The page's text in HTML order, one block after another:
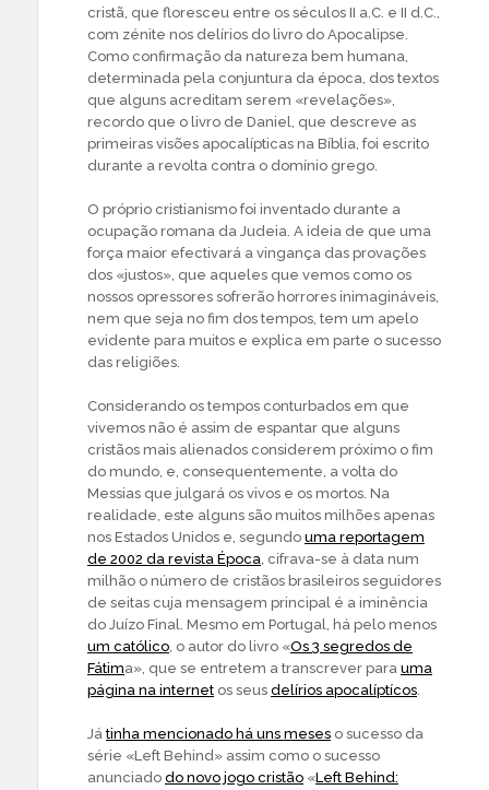
cristã, que floresceu entre os séculos II a.C. e II d.C.,
com zénite nos delírios do livro do Apocalipse.
Como confirmação da natureza bem humana,
determinada pela conjuntura da época, dos textos
que alguns acreditam serem «revelações»,
recordo que o livro de Daniel, que descreve as
primeiras visões apocalípticas na Bíblia, foi escrito
durante a revolta contra o domínio grego.
O próprio cristianismo foi inventado durante a
ocupação romana da Judeia. A ideia de que uma
força maior efectivará a vingança das provações
dos «justos», que aqueles que vemos como os
nossos opressores sofrerão horrores inimagináveis,
nem que seja no fim dos tempos, tem um apelo
evidente para muitos e explica em parte o sucesso
das religiões.
Considerando os tempos conturbados em que
vivemos não é assim de espantar que alguns
cristãos mais alienados considerem próximo o fim
do mundo, e, consequentemente, a volta do
Messias que julgará os vivos e os mortos. Na
realidade, este alguns são muitos milhões apenas
nos Estados Unidos e, segundo uma reportagem
de 2002 da revista Época, cifrava-se à data num
milhão o número de cristãos brasileiros seguidores
de seitas cuja mensagem principal é a iminência
do Juízo Final. Mesmo em Portugal, há pelo menos
um católico, o autor do livro «Os 3 segredos de
Fátima», que se entretem a transcrever para uma
página na internet os seus delírios apocalíptícos.
Játinha mencionado há uns meses o sucesso da
série «Left Behind» assim como o sucesso
anunciado do novo jogo cristão «Left Behind: